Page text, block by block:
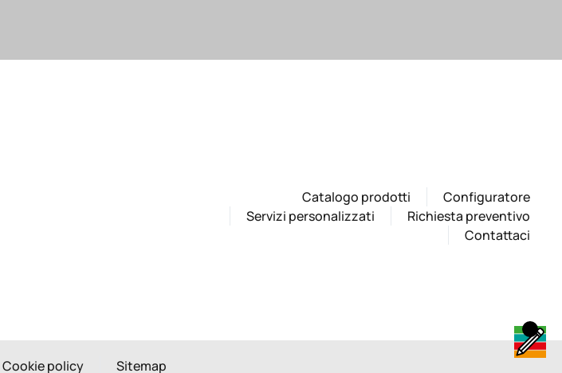
Catalogo prodotti
Configuratore
Servizi personalizzati
Richiesta preventivo
Contattaci
Cookie policy Sitemap